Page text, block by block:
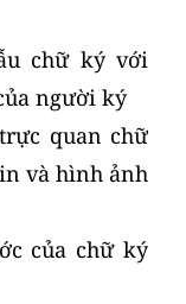
chữ ký với
người ký
quan chữ
và hình ảnh
của chữ ký